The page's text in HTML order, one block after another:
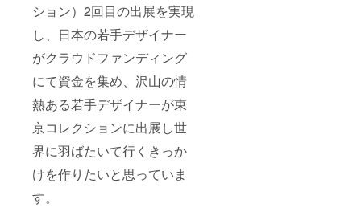
ション）2回目の出展を実現
し、日本の若手デザイナー
がクラウドファンディング
にて資金を集め、沢山の情
熱ある若手デザイナーが東
京コレクションに出展し世
界に羽ばたいて行くきっか
けを作りたいと思っていま
す。